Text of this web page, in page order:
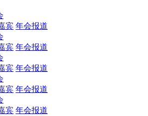
宾 年会报道
宾 年会报道
宾 年会报道
宾 年会报道
宾 年会报道